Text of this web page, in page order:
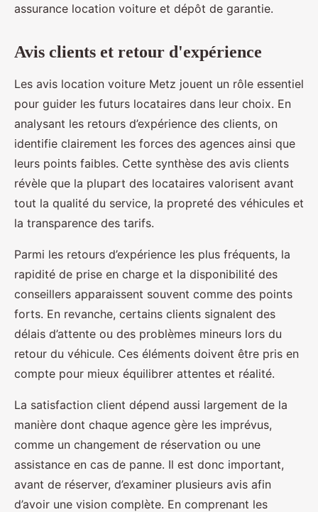
assurance location voiture et dépôt de garantie.
Avis clients et retour d'expérience
Les avis location voiture Metz jouent un rôle essentiel
pour guider les futurs locataires dans leur choix. En
analysant les retours d’expérience des clients, on
identifie clairement les forces des agences ainsi que
leurs points faibles. Cette synthèse des avis clients
révèle que la plupart des locataires valorisent avant
tout la qualité du service, la propreté des véhicules et
la transparence des tarifs.
Parmi les retours d’expérience les plus fréquents, la
rapidité de prise en charge et la disponibilité des
conseillers apparaissent souvent comme des points
forts. En revanche, certains clients signalent des
délais d’attente ou des problèmes mineurs lors du
retour du véhicule. Ces éléments doivent être pris en
compte pour mieux équilibrer attentes et réalité.
La satisfaction client dépend aussi largement de la
manière dont chaque agence gère les imprévus,
comme un changement de réservation ou une
assistance en cas de panne. Il est donc important,
avant de réserver, d’examiner plusieurs avis afin
d’avoir une vision complète. En comprenant les